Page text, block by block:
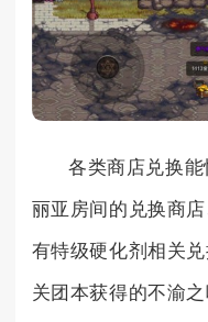
各类商店兑换
丽亚房间的兑换商
有特级硬化剂相关
关团本获得的不渝